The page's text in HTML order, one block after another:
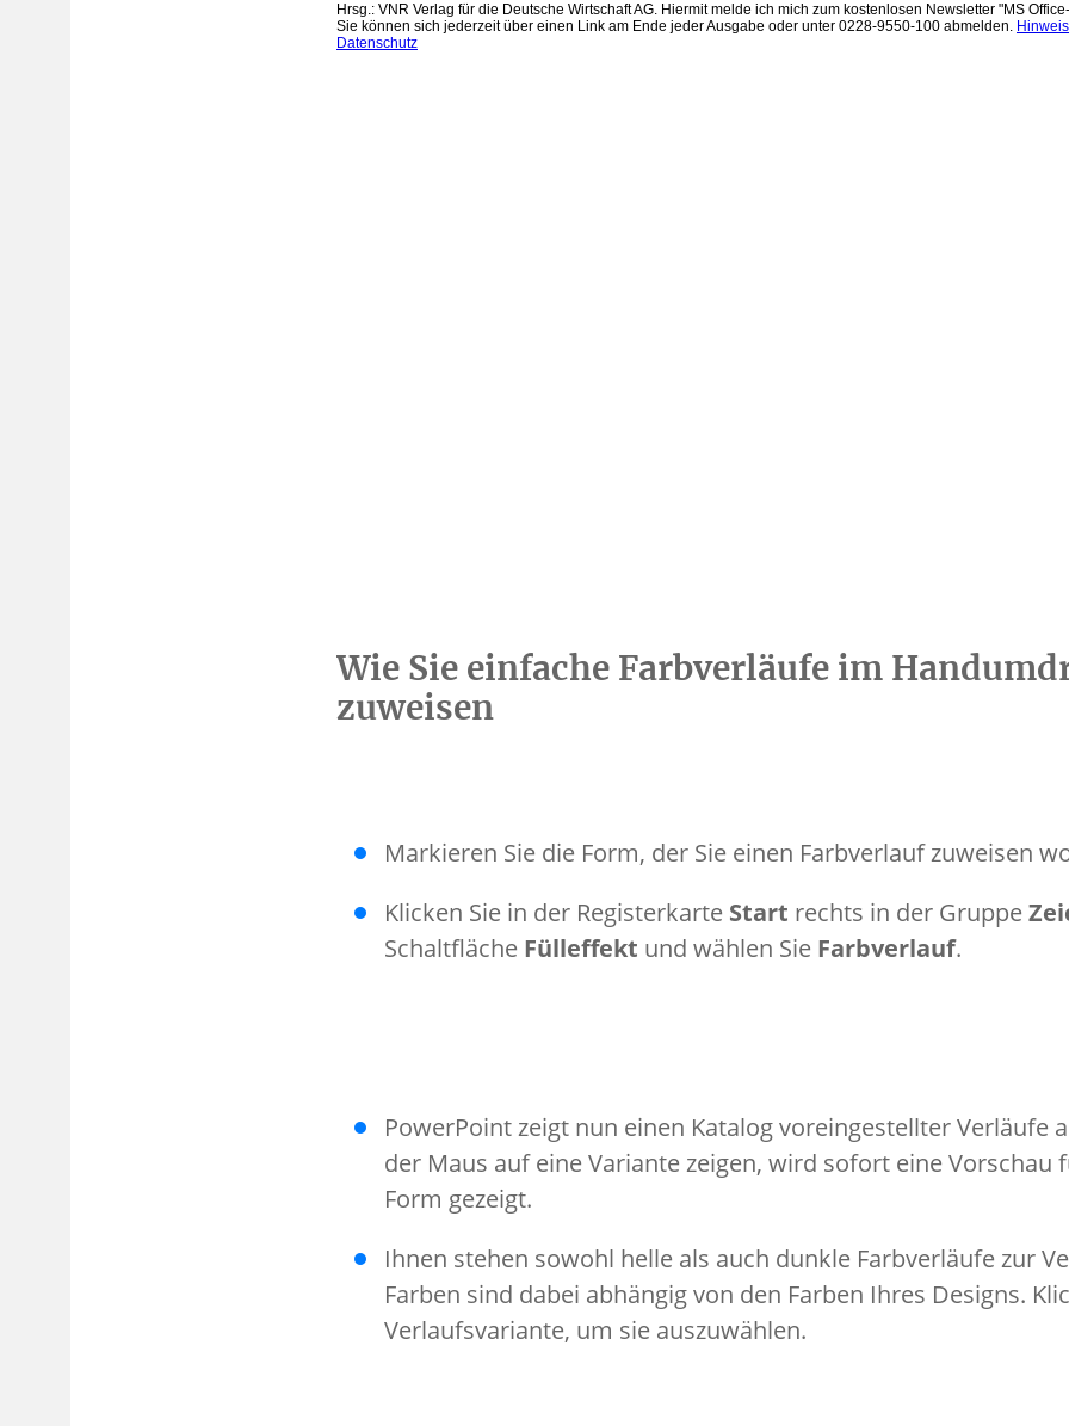
Wie Sie einfache Farbverläufe im
zuweisen
Markieren Sie die Form, der Sie einen Farbverlauf zuweisen
Klicken Sie in der Registerkarte Start rechts in der Gruppe
Schaltfläche Fülleffekt und wählen Sie Farbverlauf.
PowerPoint zeigt nun einen Katalog voreingestellter Verläufe
der Maus auf eine Variante zeigen, wird sofort eine Vorschau
Form gezeigt.
Ihnen stehen sowohl helle als auch dunkle Farbverläufe zur
Farben sind dabei abhängig von den Farben Ihres Designs.
Verlaufsvariante, um sie auszuwählen.